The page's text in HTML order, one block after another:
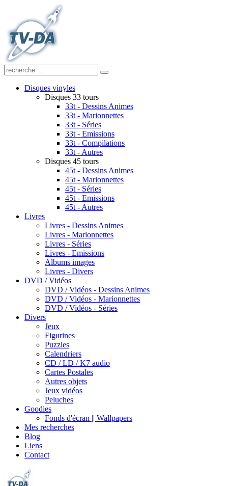
Disques vinyles
Disques 33 tours
33t - Dessins Animes
33t - Marionnettes
33t - Séries
33t - Emissions
33t - Compilations
33t - Autres
Disques 45 tours
45t - Dessins Animes
45t - Marionnettes
45t - Séries
45t - Emissions
45t - Autres
Livres
Livres - Dessins Animes
Livres - Marionnettes
Livres - Séries
Livres - Emissions
Albums images
Livres - Divers
DVD / Vidéos
DVD / Vidéos - Dessins Animes
DVD / Vidéos - Marionnettes
DVD / Vidéos - Séries
Divers
Jeux
Figurines
Puzzles
Calendriers
CD / LD / K7 audio
Cartes Postales
Autres objets
Jeux vidéos
Peluches
Goodies
Fonds d'écran || Wallpapers
Mes recherches
Blog
Liens
Contact